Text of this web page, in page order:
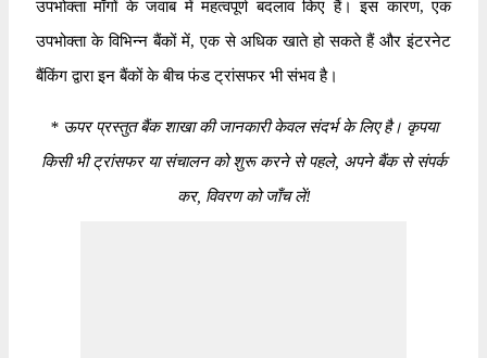
उपभोक्ता माँगों के जवाब में महत्वपूर्ण बदलाव किए हैं। इस कारण, एक
उपभोक्ता के विभिन्न बैंकों में, एक से अधिक खाते हो सकते हैं और इंटरनेट
बैंकिंग द्वारा इन बैंकों के बीच फंड ट्रांसफर भी संभव है।
*ऊपर प्रस्तुत बैंक शाखा की जानकारी केवल संदर्भ के लिए है। कृपया
किसी भी ट्रांसफर या संचालन को शुरू करने से पहले, अपने बैंक से संपर्क
कर, विवरण को जाँच लें!